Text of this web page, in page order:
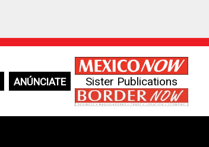
ANÚNCIATE Sister Publications